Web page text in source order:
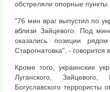
обстреляли опорные
"76 мин враг выпустил по
вблизи Зайцевого. Под
оказались позиции
Старогнатовка", -
Кроме того, украинские
Луганского,
Богуславского террористы